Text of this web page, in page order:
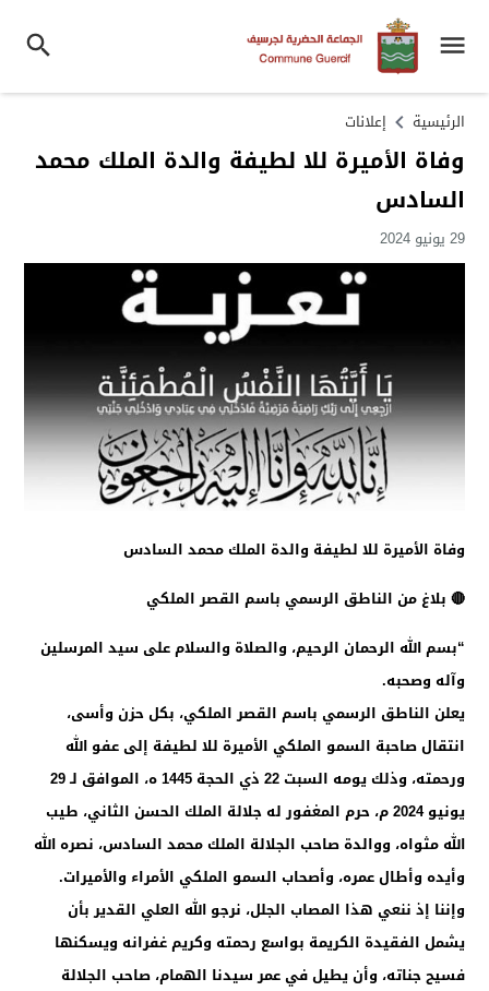
الرئيسية إعلانات
وفاة الأميرة للا لطيفة والدة الملك محمد
السادس
29 يونيو 2024
وفاة الأميرة للا لطيفة والدة الملك محمد السادس
🔴 بلاغ من الناطق الرسمي باسم القصر الملكي
“بسم الله الرحمان الرحيم، والصلاة والسلام على سيد المرسلين
وآله وصحبه.
يعلن الناطق الرسمي باسم القصر الملكي، بكل حزن وأسى،
انتقال صاحبة السمو الملكي الأميرة للا لطيفة إلى عفو الله
ورحمته، وذلك يومه السبت 22 ذي الحجة 1445 ه، الموافق لـ 29
يونيو 2024 م، حرم المغفور له جلالة الملك الحسن الثاني، طيب
الله مثواه، ووالدة صاحب الجلالة الملك محمد السادس، نصره الله
وأيده وأطال عمره، وأصحاب السمو الملكي الأمراء والأميرات.
وإننا إذ ننعي هذا المصاب الجلل، نرجو الله العلي القدير بأن
يشمل الفقيدة الكريمة بواسع رحمته وكريم غفرانه ويسكنها
فسيح جناته، وأن يطيل في عمر سيدنا الهمام، صاحب الجلالة